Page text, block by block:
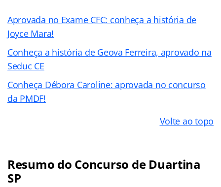
Aprovada no Exame CFC: conheça a história de
Joyce Mara!
Conheça a história de Geova Ferreira, aprovado na
Seduc CE
Conheça Débora Caroline: aprovada no concurso
da PMDF!
Volte ao topo
Resumo do Concurso de Duartina
SP